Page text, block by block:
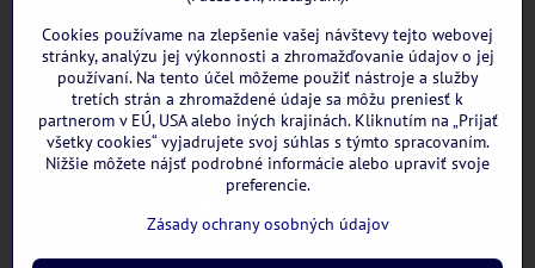
GOOGLE recenzie:
Cookies používame na zlepšenie vašej návštevy tejto webovej
stránky, analýzu jej výkonnosti a zhromažďovanie údajov o jej
používaní. Na tento účel môžeme použiť nástroje a služby
tretích strán a zhromaždené údaje sa môžu preniesť k
partnerom v EÚ, USA alebo iných krajinách. Kliknutím na „Prijať
všetky cookies“ vyjadrujete svoj súhlas s týmto spracovaním.
Nižšie môžete nájsť podrobné informácie alebo upraviť svoje
preferencie.
Zásady ochrany osobných údajov